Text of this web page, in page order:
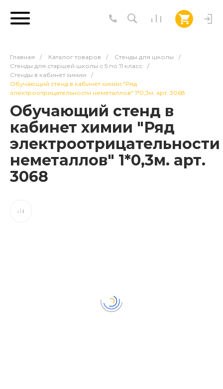
Главная / Каталог товаров / Стенды для школы
/
Стенды для старшей школы с 5 по 11 класс
/
Стенды в кабинет химии
/
Обучающий стенд в кабинет химии "Ряд
электроотрицательности неметаллов" 1*0,3м. арт. 3068
Обучающий стенд в
кабинет химии "Ряд
электроотрицательности
неметаллов" 1*0,3м. арт.
3068